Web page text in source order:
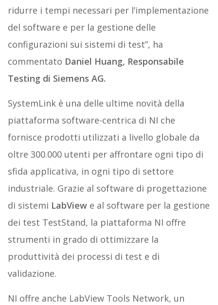
ridurre i tempi necessari per l’implementazione
del software e per la gestione delle
configurazioni sui sistemi di test”, ha
commentato Daniel Huang, Responsabile
Testing di Siemens AG.
SystemLink è una delle ultime novità della
piattaforma software-centrica di NI che
fornisce prodotti utilizzati a livello globale da
oltre 300.000 utenti per affrontare ogni tipo di
sfida applicativa, in ogni tipo di settore
industriale. Grazie al software di progettazione
di sistemi LabViewe al software per la gestione
dei test TestStand, la piattaforma NI offre
strumenti in grado di ottimizzare la
produttività dei processi di test e di
validazione.
NI offre anche LabView Tools Network, un